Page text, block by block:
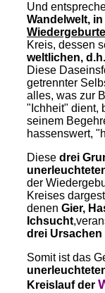
Und
Wandelwelt,
Kreis, dessen
weltlichen,
Diese
getrennter
alles, was zur
"Ichheit" dient,
seinem
hassenswert,
Diese drei
der
Kreises
denen Gier,
Ichsucht
drei
Somit ist das
Kreislauf der